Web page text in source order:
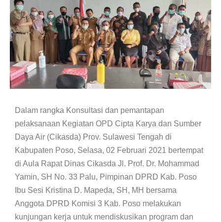
Dalam rangka Konsultasi dan pemantapan
pelaksanaan Kegiatan OPD Cipta Karya dan Sumber
Daya Air (Cikasda) Prov. Sulawesi Tengah di
Kabupaten Poso, Selasa, 02 Februari 2021 bertempat
di Aula Rapat Dinas Cikasda Jl. Prof. Dr. Mohammad
Yamin, SH No. 33 Palu, Pimpinan DPRD Kab. Poso
Ibu Sesi Kristina D. Mapeda, SH, MH bersama
Anggota DPRD Komisi 3 Kab. Poso melakukan
kunjungan kerja untuk mendiskusikan program dan